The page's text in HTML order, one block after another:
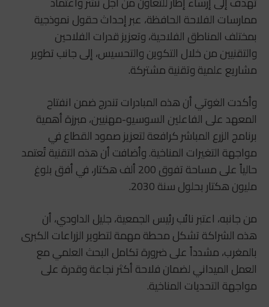
ممارسات الفلاحة الحافظة، عبر إحداث حقول نموذجية
بمختلف المناطق الفلاحية، وتعزيز قدرات الفلاحين
والتقنيين من خلال التكوين والتحسيس، إلى جانب تطوير
مشاريع علمية وتقنية مشتركة.
وأكدت الغوتي أن هذه المبادرات تندرج ضمن انفتاح
المعهد على الفاعلين السوسيو-مهنيين، مبرزة أهمية
برنامج الزرع المباشر كرافعة لتعزيز صمود القطاع في
مواجهة التغيرات المناخية. وأضافت أن هذه التقنية تُعتمد
حالياً على مساحة تفوق 200 ألف هكتار، في أفق بلوغ
مليون هكتار بحلول سنة 2030.
من جانبه، اعتبر نائب رئيس الجمعية، جليل الداودي، أن
هذه الشراكة تشكل محطة مهمة لتطوير الزراعات الكبرى
بالمغرب، مشدداً على ضرورة تكامل البحث العلمي مع
العمل الميداني لضمان فلاحة أكثر نجاعة وقدرة على
مواجهة التحديات المناخية.